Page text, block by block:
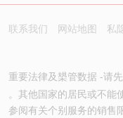
联系我们 网站地图 私
重要法律及槼管数据 -请
。其他国家的居民或不能
参阅有关个别服务的销售